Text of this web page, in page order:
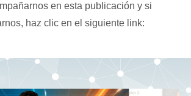
en esta publicación y si
haz clic en el siguiente link: